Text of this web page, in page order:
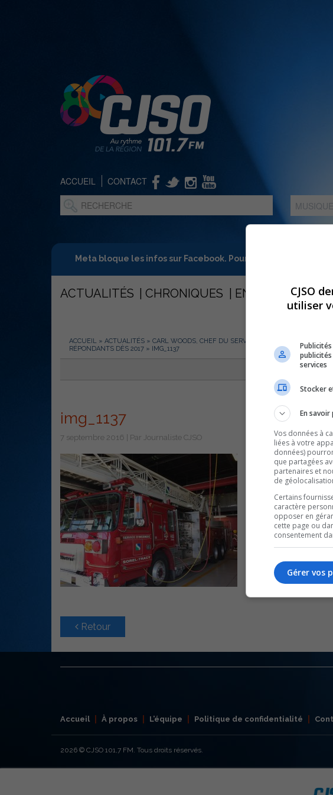
ACCUEIL CONTACT
MUSIQUE :
Meta bloque les infos sur Facebook. Pour ne rien
ACTUALITÉS CHRONIQUES ENTREVUES
ACCUEIL » ACTUALITÉS » CARL WOODS, CHEF DU SERVICE INCENDIE, SOUHAITE
RÉPONDANTS DÈS 2017 » IMG_1137
img_1137
7 septembre 2016 | Par Journaliste CJSO
Retour
Accueil À propos L’équipe Politique de confidentialité
2026 © CJSO 101,7 FM. Tous droits réservés.
CJSO
utiliser
services
Stocker
En savoir
Vos données à
liées à votre
données)
que partagées
partenaires et
de
Certains
caractère
opposer en
cette page ou
consentement
Gérer vos